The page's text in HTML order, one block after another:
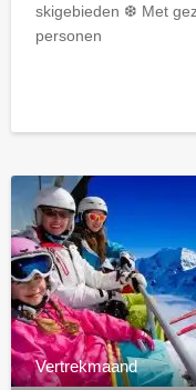
skigebieden ❆ Met
personen
Vertrekmaand